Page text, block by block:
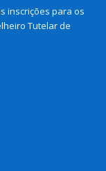
inscrições para os
Tutelar de